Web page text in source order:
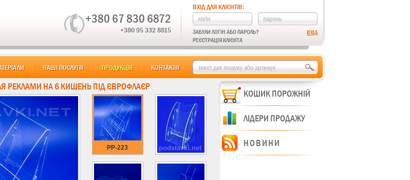
+380 67 830 6872
+380 95 332 8815
ВХІД ДЛЯ КЛІЄНТІВ:
ЗАБУЛИ ЛОГІН АБО ПАРОЛЬ?
РЕЄСТРАЦІЯ КЛІЄНТА
НАШІ ПОСЛУГИ ПРОДУКЦІЯ КОНТАКТИ
РЕКЛАМИ НА 6 КИШЕНЬ ПІД ЄВРОФЛАЄР
PP-223
КОШИК ПОРОЖНІЙ
ЛІДЕРИ ПРОДАЖУ
НОВИНИ